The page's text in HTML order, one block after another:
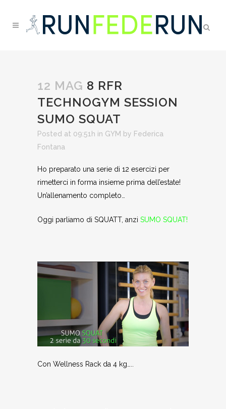
12 MAG 8 RFR
TECHNOGYM SESSION
SUMO SQUAT
Posted at 09:51h in GYM by Federica
Fontana
Ho preparato una serie di 12 esercizi per
rimetterci in forma insieme prima dell’estate!
Un’allenamento completo…
Oggi parliamo di SQUATT, anzi SUMO SQUAT!
Con Wellness Rack da 4 kg…..